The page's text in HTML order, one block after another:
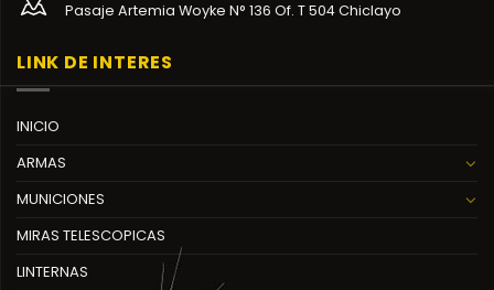
Pasaje Artemia Woyke N° 136 Of. T 504 Chiclayo
LINK DE INTERES
INICIO
ARMAS
MUNICIONES
MIRAS TELESCOPICAS
LINTERNAS